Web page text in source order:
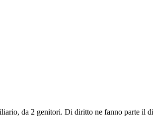
da 2 genitori. Di diritto ne fanno parte il